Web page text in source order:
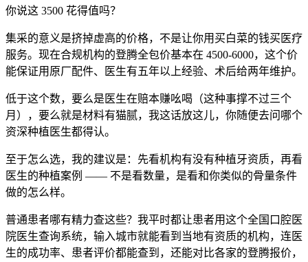
你说这 3500 花得值吗？
集采的意义是挤掉虚高的价格，不是让你用买白菜的钱买医疗
服务。现在合规机构的登腾全包价基本在 4500-6000，这个价
能保证用原厂配件、医生有五年以上经验、术后给两年维护。
低于这个数，要么是医生在赔本赚吆喝（这种事撑不过三个
月），要么就是材料有猫腻，我这话放这儿，你随便去问哪个
资深种植医生都得认。
至于怎么选，我的建议是：先看机构有没有种植牙资质，再看
医生的种植案例 —— 不是看数量，是看和你类似的骨量条件
做的怎么样。
普通患者哪有精力查这些？我平时都让患者用这个全国口腔医
院医生查询系统，输入城市就能看到当地有资质的机构，连医
生的成功率、患者评价都能查到，还能对比各家的登腾报价，